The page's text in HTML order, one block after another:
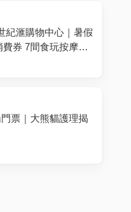
紀滙購物中心｜暑假
券 7間食玩按摩唱K
票｜大熊貓護理揭